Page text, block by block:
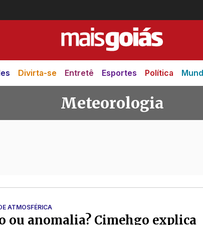
Divirta-se Entretê Esportes Política
Meteorologia
ATMOSFÉRICA
ou anomalia? Cimehgo explica